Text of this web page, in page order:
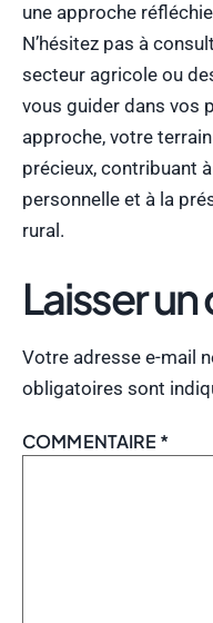
une approche
N’hésitez pas à
secteur agricole ou
vous guider dans vos
approche, votre
précieux, contribuant
personnelle et à la
rural.
Laisser
Votre adresse e-mail
obligatoires sont
COMMENTAIRE *